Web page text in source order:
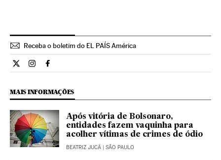
Receba o boletim do EL PAÍS América
Opiniao El País Brasil en Twitter
Opiniao El País Brasil en Instagram
Opiniao El País Brasil en Facebook
MAIS INFORMAÇÕES
Após vitória de Bolsonaro,
entidades fazem vaquinha para
acolher vítimas de crimes de ódio
BEATRIZ JUCÁ | SÃO PAULO